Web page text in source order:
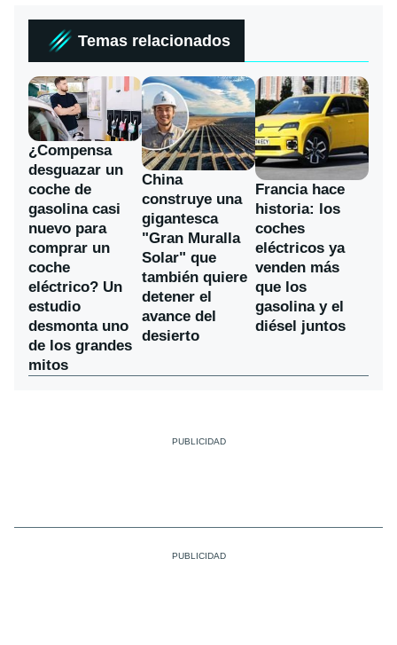
Temas relacionados
¿Compensa
desguazar un
coche de
gasolina casi
nuevo para
comprar un
coche
eléctrico? Un
estudio
desmonta uno
de los grandes
mitos
China
construye una
gigantesca
"Gran Muralla
Solar" que
también quiere
detener el
avance del
desierto
Francia hace
historia: los
coches
eléctricos ya
venden más
que los
gasolina y el
diésel juntos